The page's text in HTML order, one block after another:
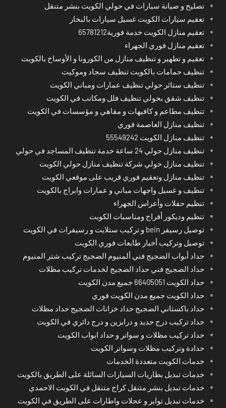
تصليح و صيانة سيارات في حولي الكويت بنشر متنقل
تعقيم سيارات الكويت غسيل سيارات بالبخار
تعقيم منازل الكويت خدمة فورية65781212
تعقيم منازل فوري الجهراء
تعقيم و تطهير و تنظيف منازل من الكورونا و الأوساخ بالكويت
تنظيف حمامات بالكويت تنظيف سجاد وموكيت
تنظيف ستائر حولي تنظيف عمارات ومباني الكويت
تنظيف شقق بحولي تنظيف فلل ومكاتب في الكويت
تنظيف مطاعم و كافيهات و مقاهي و مؤسسات في الكويت
تنظيف منازل العاصمة فوري
تنظيف منازل الكويت 55549242
تنظيف منازل حولي 24 ساعة خدمة تنظيف المساجد في حولي
تنظيف منازل حولي شركة تنظيف منازل حولي الكويت
تنظيف منازل وتعقيم فوري قريب على موقعي الكويت
تنظيف و غسيل واجهات مباني و عمارات وابراج بالكويت
تنظيم حفلات وأعراس الجهراء
تنظيم وديكور أفراح ومناسبات الكويت
توصيل رسيفر bein و تركيب ستلايت و رسيفرات في الكويت
توصيل وتركيب أخبار طابعات فوري الكويت
حداد أبواب الضجيج فني ألمنيوم الضجيج تركيب شتر المنيوم
حداد الضجيج فني حداد الضجيج لخدمات تركيب مظلات
حداد الكويت 66405051 جميع مدن الكويت
حداد الكويت جميع مدن الكويت فوري
حداد باكستاني الضجيج حداد خزانات الضجيج حداد مظلات
حداد تركيب درج حديد و درابزين و درج دائري في الكويت
حداد تركيب مظلات و سواتر و حداد ابواب الكويت
حدادة وتركيب مظلات وسواتر الكويت
خدمات الكويت متعددة الخدمات
خدمات تبديل بطاريات السيارات السائلة على الطريق بالكويت
خدمات تبديل بنشر متنقل كراج متنقل في الكويت الاحمدي
خدمات تبديل تواير و عجلات واطارات على الطريق في الكويت